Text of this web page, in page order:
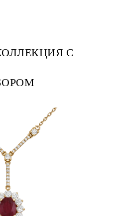
С